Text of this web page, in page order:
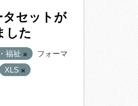
タセットが
した
福祉
フォーマ
XLS